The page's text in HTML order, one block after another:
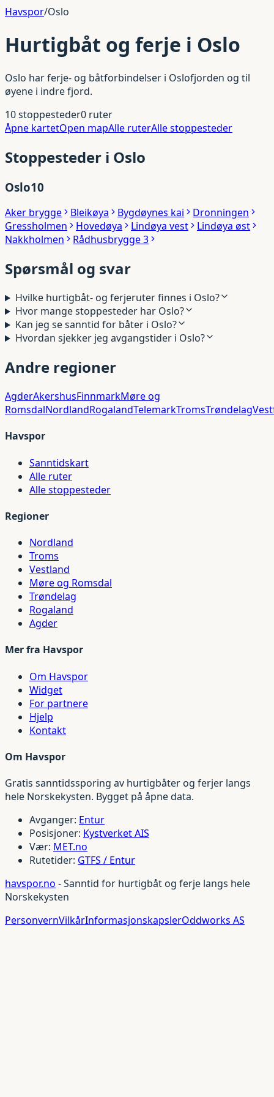
Havspor/Oslo
Hurtigbåt og ferje i Oslo
Oslo har ferje- og båtforbindelser i Oslofjorden og til
øyene i indre fjord.
10stoppesteder0 ruter
Åpne kartetOpen mapAlle ruterAlle stoppesteder
Stoppesteder i Oslo
Oslo10
Aker brygge Bleikøya Bygdøynes kai
Dronningen
Gressholmen
Hovedøya Lindøya vest
Lindøya øst
Nakkholmen
Rådhusbrygge 3
Spørsmål og svar
Hvilke hurtigbåt- og ferjeruter finnes i Oslo?
Hvor mange stoppesteder har Oslo?
Kan jeg se sanntid for båter i Oslo?
Hvordan sjekker jeg avgangstider i Oslo?
Andre regioner
AgderAkershusFinnmarkMøre og
RomsdalNordlandRogalandTelemarkTromsTrøndelag
Havspor
Sanntidskart
Alle ruter
Alle stoppesteder
Regioner
Nordland
Troms
Vestland
Møre og Romsdal
Trøndelag
Rogaland
Agder
Mer fra Havspor
Om Havspor
Widget
For partnere
Hjelp
Kontakt
Om Havspor
Gratis sanntidssporing av hurtigbåter og ferjer langs
hele Norskekysten. Bygget på åpne data.
Avganger: Entur
Posisjoner: Kystverket AIS
Vær: MET.no
Rutetider: GTFS / Entur
havspor.no - Sanntid for hurtigbåt og ferje langs hele
Norskekysten
PersonvernVilkårInformasjonskapslerOddworks AS